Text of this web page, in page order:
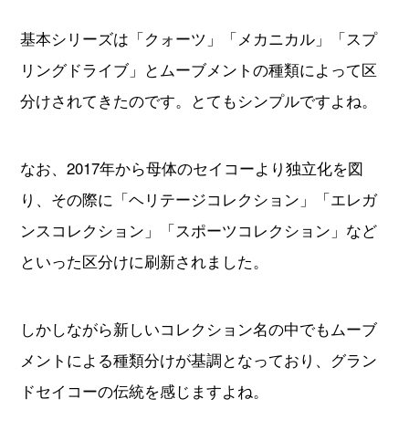
基本シリーズは「クォーツ」「メカニカル」「スプ
リングドライブ」とムーブメントの種類によって区
分けされてきたのです。とてもシンプルですよね。
なお、2017年から母体のセイコーより独立化を図
り、その際に「ヘリテージコレクション」「エレガ
ンスコレクション」「スポーツコレクション」など
といった区分けに刷新されました。
しかしながら新しいコレクション名の中でもムーブ
メントによる種類分けが基調となっており、グラン
ドセイコーの伝統を感じますよね。